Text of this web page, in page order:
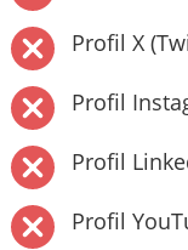
Profil X
Profil
Profil
Profil